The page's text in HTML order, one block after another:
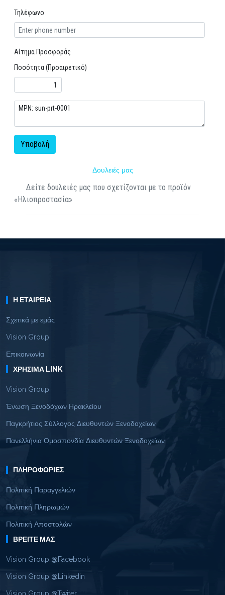
Τηλέφωνο
Αίτημα Προσφοράς
Ποσότητα (Προαιρετικό)
Υποβολή
Δουλειές μας
Δείτε δουλειές μας που σχετίζονται με το προϊόν
«Ηλιοπροστασία»
Η ΕΤΑΙΡΕΊΑ
Σχετικά με εμάς
Vision Group
Επικοινωνία
ΧΡΉΣΙΜΑ LINK
Vision Group
Ένωση Ξενοδόχων Ηρακλείου
Παγκρήτιος Σύλλογος Διευθυντών Ξενοδοχείων
Πανελλήνια Ομοσπονδία Διευθυντών Ξενοδοχείων
ΠΛΗΡΟΦΟΡΊΕΣ
Πολιτική Παραγγελιών
Πολιτική Πληρωμών
Πολιτική Αποστολών
ΒΡΕΊΤΕ ΜΑΣ
Vision Group @Facebook
Vision Group @Linkedin